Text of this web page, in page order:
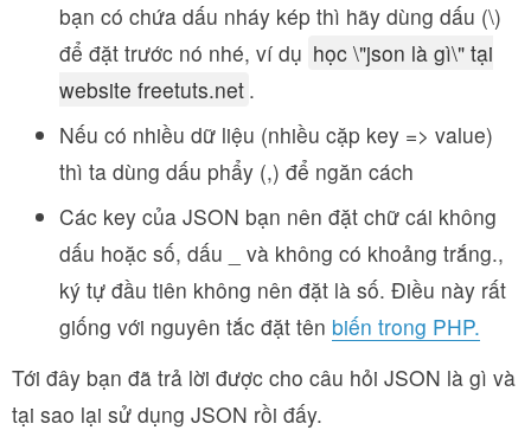
bạn có chứa dấu nháy kép thì hãy dùng dấu (\)
để đặt trước nó nhé, ví dụ học \"json là gì\" tại
website freetuts.net .
Nếu có nhiều dữ liệu (nhiều cặp key => value)
thì ta dùng dấu phẩy (,) để ngăn cách
Các key của JSON bạn nên đặt chữ cái không
dấu hoặc số, dấu _ và không có khoảng trắng.,
ký tự đầu tiên không nên đặt là số. Điều này rất
giống với nguyên tắc đặt tên biến trong PHP.
Tới đây bạn đã trả lời được cho câu hỏi JSON là gì và
tại sao lại sử dụng JSON rồi đấy.